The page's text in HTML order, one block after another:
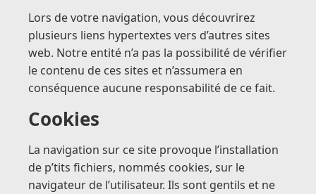
Lors de votre navigation, vous découvrirez
plusieurs liens hypertextes vers d’autres sites
web. Notre entité n’a pas la possibilité de vérifier
le contenu de ces sites et n’assumera en
conséquence aucune responsabilité de ce fait.
Cookies
La navigation sur ce site provoque l’installation
de p’tits fichiers, nommés cookies, sur le
navigateur de l’utilisateur. Ils sont gentils et ne